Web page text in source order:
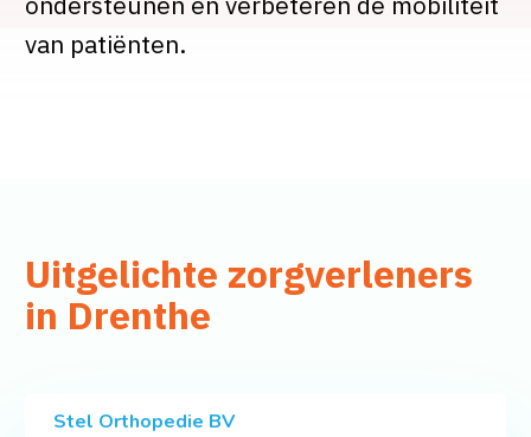
van patiënten.
Uitgelichte zorgverleners
in Drenthe
Stel Orthopedie BV